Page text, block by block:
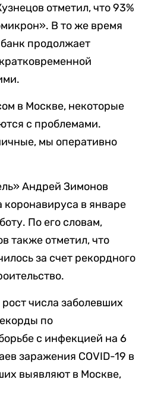
отметил, что 93%
В то же время
продолжает
в Москве, некоторые
с проблемами.
мы оперативно
Андрей Зимонов
коронавируса в январе
По его словам,
также отметил, что
за счет рекордного
рост числа заболевших
по
с инфекцией на 6
заражения COVID-19 в
выявляют в Москве,